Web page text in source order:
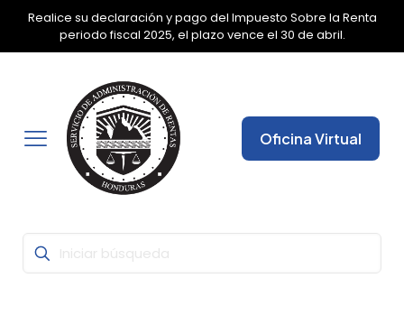
Realice su declaración y pago del Impuesto Sobre la Renta
periodo fiscal 2025, el plazo vence el 30 de abril.
✕
Oficina Virtual